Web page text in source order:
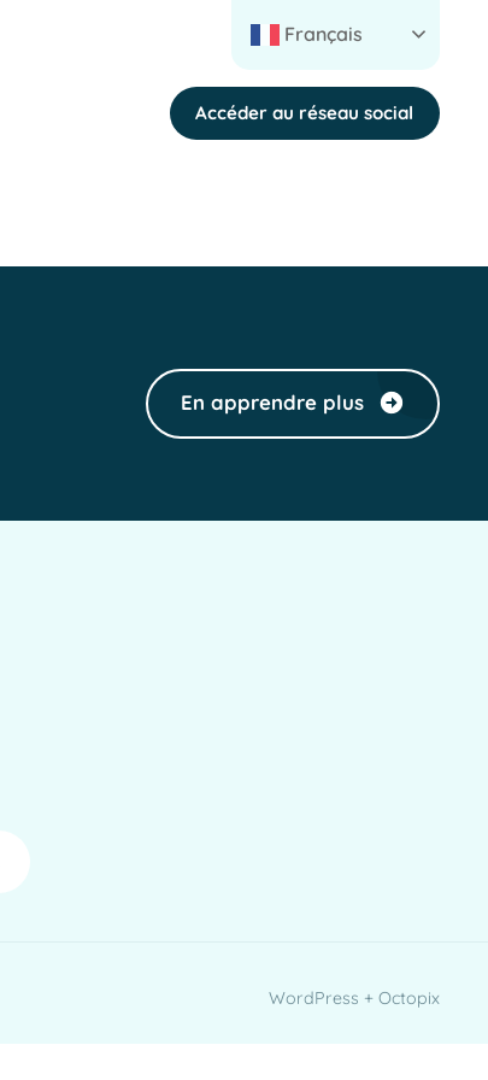
Français
Accéder au réseau social
En apprendre plus
WordPress + Octopix